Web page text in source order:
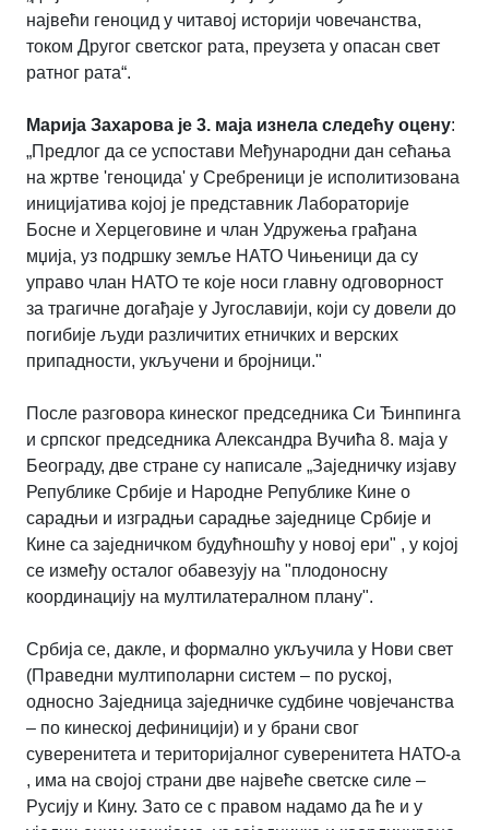
највећи геноцид у читавој историји човечанства,
током Другог светског рата, преузета у опасан свет
ратног рата“.
Марија Захарова је 3. маја изнела следећу оцену:
„Предлог да се успостави Међународни дан сећања
на жртве 'геноцида' у Сребреници је исполитизована
иницијатива којој је представник Лабораторије
Босне и Херцеговине и члан Удружења грађана
мџија, уз подршку земље НАТО Чињеници да су
управо члан НАТО те које носи главну одговорност
за трагичне догађаје у Југославији, који су довели до
погибије људи различитих етничких и верских
припадности, укључени и бројници."
После разговора кинеског председника Си Ђинпинга
и српског председника Александра Вучића 8. маја у
Београду, две стране су написале „Заједничку изјаву
Републике Србије и Народне Републике Кине о
сарадњи и изградњи сарадње заједнице Србије и
Кине са заједничком будућношћу у новој ери" , у којој
се између осталог обавезују на "плодоносну
координацију на мултилатералном плану".
Србија се, дакле, и формално укључила у Нови свет
(Праведни мултиполарни систем – по руској,
односно Заједница заједничке судбине човјечанства
– по кинеској дефиницији) и у брани свог
суверенитета и територијалног суверенитета НАТО-а
, има на својој страни две највеће светске силе –
Русију и Кину. Зато се с правом надамо да ће и у